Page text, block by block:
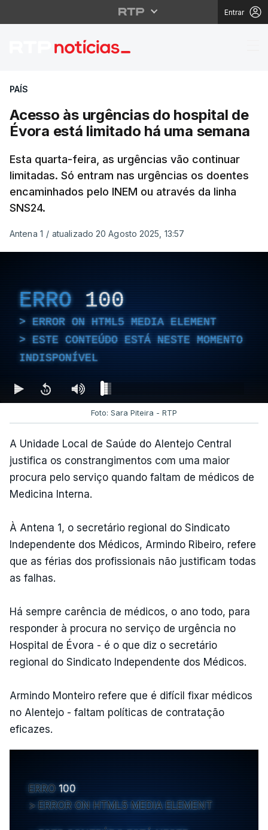
Entrar
Acesso às urgências
PAÍS
Acesso às urgências do hospital de
Évora está limitado há uma semana
Esta quarta-feira, as urgências vão continuar
limitadas. Só entram nas urgências os doentes
encaminhados pelo INEM ou através da linha
SNS24.
Antena 1 / atualizado 20 Agosto 2025, 13:57
ERRO 100
ERROR ON HTML5 MEDIA ELEMENT
ESTE CONTEÚDO ESTÁ NESTE MOMENTO
INDISPONÍVEL
Foto: Sara Piteira - RTP
A Unidade Local de Saúde do Alentejo Central
justifica os constrangimentos com uma maior
procura pelo serviço quando faltam de médicos de
Medicina Interna.
À Antena 1, o secretário regional do Sindicato
Independente dos Médicos, Armindo Ribeiro, refere
que as férias dos profissionais não justificam todas
as falhas.
Há sempre carência de médicos, o ano todo, para
responder à procura no serviço de urgência no
Hospital de Évora - é o que diz o secretário
regional do Sindicato Independente dos Médicos.
Armindo Monteiro refere que é difícil fixar médicos
no Alentejo - faltam políticas de contratação
eficazes.
ERRO 100
ERROR ON HTML5 MEDIA ELEMENT